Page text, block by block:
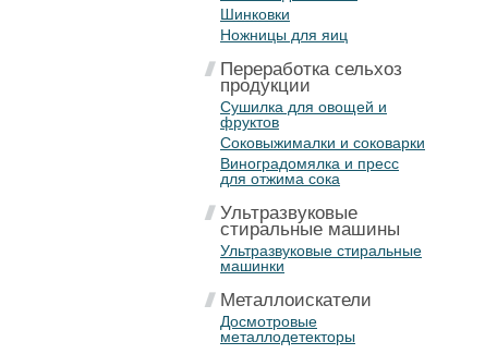
Шинковки
Ножницы для яиц
Переработка сельхоз
продукции
Сушилка для овощей и
фруктов
Соковыжималки и соковарки
Виноградомялка и пресс
для отжима сока
Ультразвуковые
стиральные машины
Ультразвуковые стиральные
машинки
Металлоискатели
Досмотровые
металлодетекторы